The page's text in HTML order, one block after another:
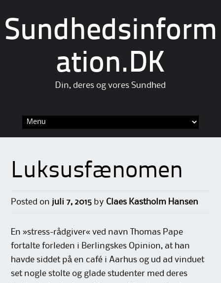
Sundhedsinform
ation.DK
Din, deres og vores Sundhed
Luksusfænomen
Posted on juli 7, 2015 by Claes Kastholm Hansen
En »stress-rådgiver« ved navn Thomas Pape
fortalte forleden i Berlingskes Opinion, at han
havde siddet på en café i Aarhus og ud ad vinduet
set nogle stolte og glade studenter med deres